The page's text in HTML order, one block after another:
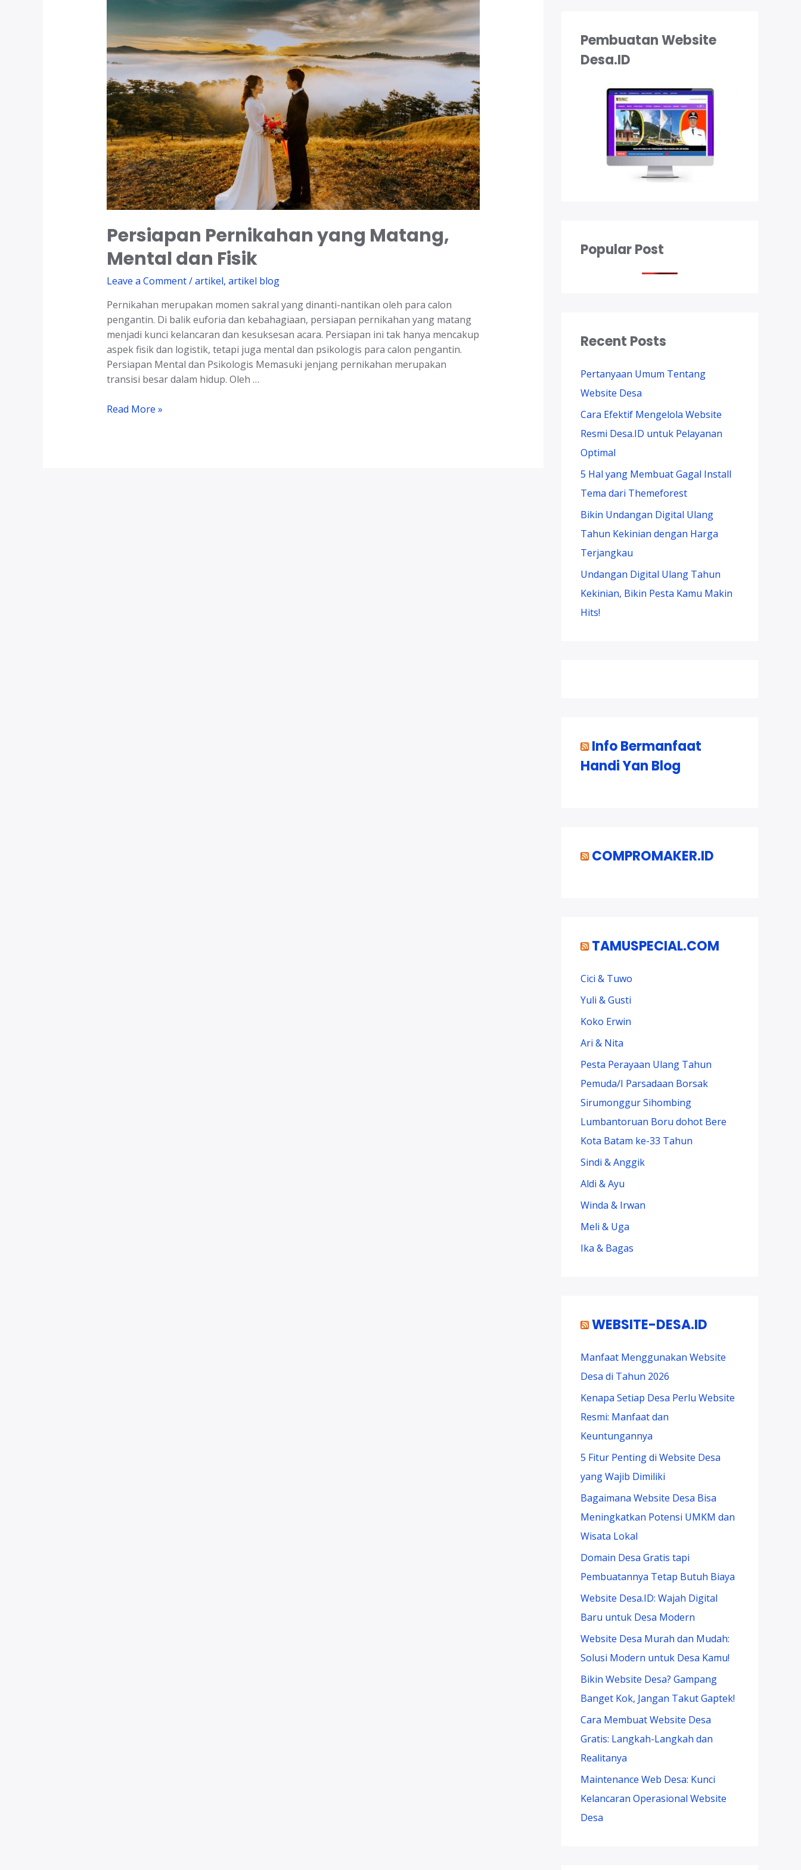
Persiapan Pernikahan yang Matang,
Mental dan Fisik
Leave a Comment/artikel, artikel blog
Pernikahan merupakan momen sakral yang dinanti-nantikan oleh para calon
pengantin. Di balik euforia dan kebahagiaan, persiapan pernikahan yang matang
menjadi kunci kelancaran dan kesuksesan acara. Persiapan ini tak hanya mencakup
aspek fisik dan logistik, tetapi juga mental dan psikologis para calon pengantin.
Persiapan Mental dan Psikologis Memasuki jenjang pernikahan merupakan
transisi besar dalam hidup. Oleh …
Persiapan
Read More »
Pembuatan Website
Desa.ID
Popular Post
Recent Posts
Pertanyaan Umum Tentang
Website Desa
Cara Efektif Mengelola Website
Resmi Desa.ID untuk Pelayanan
Optimal
5 Hal yang Membuat Gagal Install
Tema dari Themeforest
Bikin Undangan Digital Ulang
Tahun Kekinian dengan Harga
Terjangkau
Undangan Digital Ulang Tahun
Kekinian, Bikin Pesta Kamu Makin
Hits!
Info Bermanfaat
Handi Yan Blog
COMPROMAKER.ID
TAMUSPECIAL.COM
Cici & Tuwo
Yuli & Gusti
Koko Erwin
Ari & Nita
Pesta Perayaan Ulang Tahun
Pemuda/I Parsadaan Borsak
Sirumonggur Sihombing
Lumbantoruan Boru dohot Bere
Kota Batam ke-33 Tahun
Sindi & Anggik
Aldi & Ayu
Winda & Irwan
Meli & Uga
Ika & Bagas
WEBSITE-DESA.ID
Manfaat Menggunakan Website
Desa di Tahun 2026
Kenapa Setiap Desa Perlu Website
Resmi: Manfaat dan
Keuntungannya
5 Fitur Penting di Website Desa
yang Wajib Dimiliki
Bagaimana Website Desa Bisa
Meningkatkan Potensi UMKM dan
Wisata Lokal
Domain Desa Gratis tapi
Pembuatannya Tetap Butuh Biaya
Website Desa.ID: Wajah Digital
Baru untuk Desa Modern
Website Desa Murah dan Mudah:
Solusi Modern untuk Desa Kamu!
Bikin Website Desa? Gampang
Banget Kok, Jangan Takut Gaptek!
Cara Membuat Website Desa
Gratis: Langkah-Langkah dan
Realitanya
Maintenance Web Desa: Kunci
Kelancaran Operasional Website
Desa